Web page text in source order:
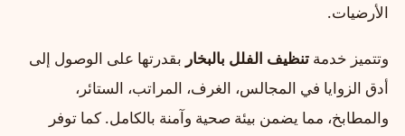
الأرضيات.
وتتميز خدمة تنظيف الفلل بالبخار بقدرتها على الوصول إلى
أدق الزوايا في المجالس، الغرف، المراتب، الستائر،
والمطابخ، مما يضمن بيئة صحية وآمنة بالكامل. كما توفر